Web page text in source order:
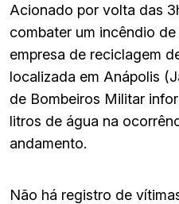
Acionado por volta das
combater um incêndio
empresa de reciclagem
localizada em Anápolis
de Bombeiros Militar
litros de água na
andamento.
Não há registro de